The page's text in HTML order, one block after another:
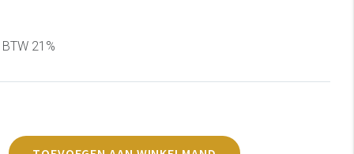
21%